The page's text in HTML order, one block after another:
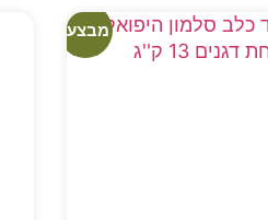
מבצע!